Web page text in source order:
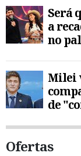
Será
a
no
Milei
de
Ofertas